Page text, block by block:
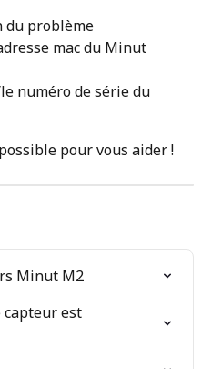
du problème
mac du Minut
numéro de série du
pour vous aider !
Minut M2
est